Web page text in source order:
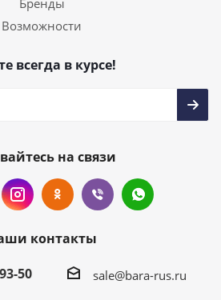
Бренды
Возможности
всегда в курсе!
на связи
контакты
50
sale@bara-rus.ru